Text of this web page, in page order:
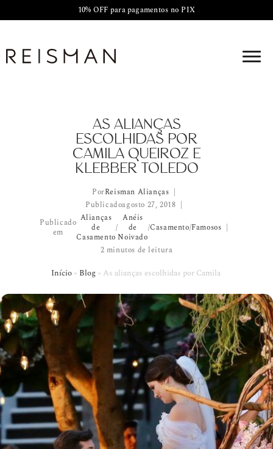
10% OFF para pagamentos no PIX
AS ALIANÇAS
ESCOLHIDAS POR
CAMILA QUEIROZ E
KLEBBER TOLEDO
PorReisman Alianças
Publicadoagosto 27, 2018
Publicado
em
Alianças
de
Casamento
/
Anéis
de
Noivado
/Casamento/Famosos
2 minutos de leitura
Início » Blog » As alianças escolhidas por Camila Queiroz e